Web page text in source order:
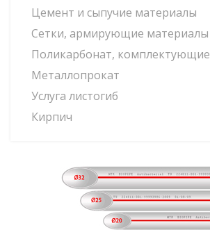
Цемент и сыпучие материалы
Сетки, армирующие материалы
Поликарбонат, комплектующие
Металлопрокат
Услуга листогиб
Кирпич